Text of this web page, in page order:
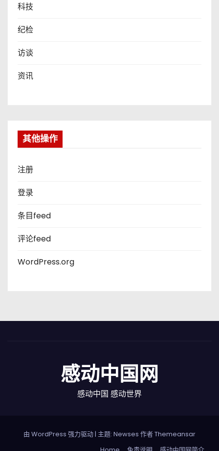
科技
纪检
访谈
资讯
其他操作
注册
登录
条目feed
评论feed
WordPress.org
感动中国网
感动中国 感动世界
由 WordPress 强力驱动| 主题: Newses 作者Themeansar